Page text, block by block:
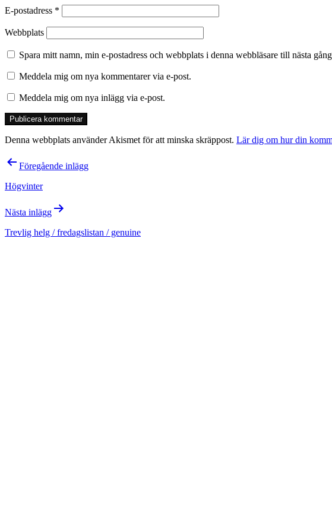
E-postadress *
Webbplats
Spara mitt namn, min e-postadress och webbplats i denna webbläsare till nästa
Meddela mig om nya kommentarer via e-post.
Meddela mig om nya inlägg via e-post.
Denna webbplats använder Akismet för att minska skräppost. Lär dig om hur din
Inläggsnavigering
Föregående inlägg
Högvinter
Nästa inlägg
Trevlig helg / fredagslistan / genuine